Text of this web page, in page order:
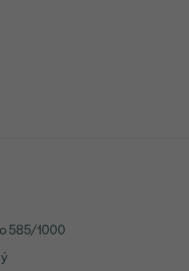
585/1000